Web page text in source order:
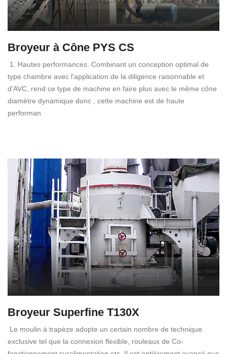
Broyeur à Cône PYS CS
1. Hautes performances. Combinant un conception optimal de
type chambre avec l'application de la diligence raisonnable et
d'AVC, rend ce type de machine en faire plus avec le même cône
diamètre dynamique donc , cette machine est de haute
performan
Broyeur Superfine T130X
Le moulin à trapèze adopte un certain nombre de technique
exclusive tel que la connexion flexible, rouleaux de Co-